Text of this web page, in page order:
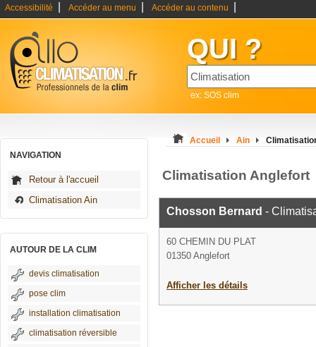
Accessibilité Accéder au menu Accéder au contenu
QUI ?
ex: SOS clim
NAVIGATION
Retour à l'accueil
Climatisation Ain
AUTOUR DE LA CLIM
devis climatisation
pose clim
installation climatisation
climatisation réversible
Accueil Ain
Climatisation Anglefort
Chosson Bernard -
60 CHEMIN DU PLAT
01350 Anglefort
Afficher les détails